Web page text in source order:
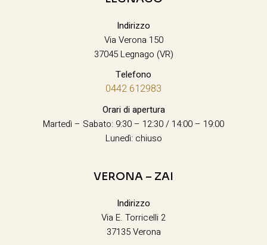
Indirizzo
Via Verona 150
37045 Legnago (VR)
Telefono
0442 612983
Orari di apertura
Martedì – Sabato: 9:30 – 12:30 / 14:00 – 19:00
Lunedì: chiuso
VERONA – ZAI
Indirizzo
Via E. Torricelli 2
37135 Verona